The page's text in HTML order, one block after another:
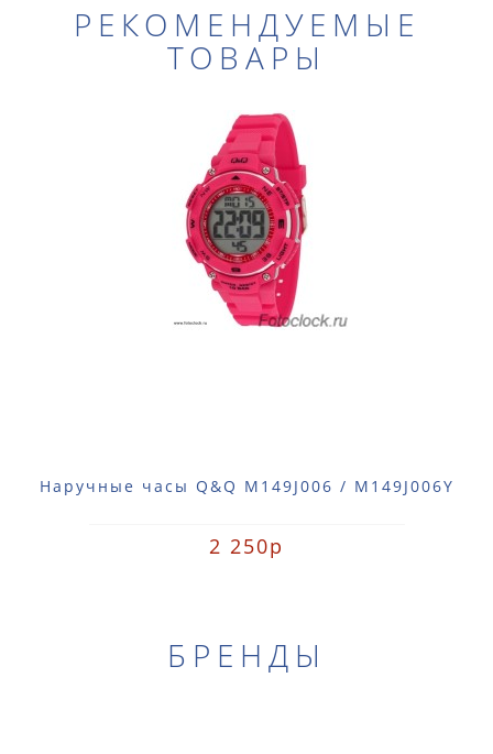
РЕКОМЕНДУЕМЫЕ
ТОВАРЫ
Наручные часы Q&Q M149J006 / M149J006Y
2 250р
БРЕНДЫ